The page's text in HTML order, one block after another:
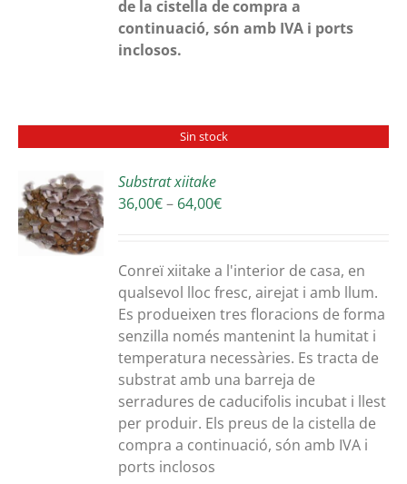
de la cistella de compra a
continuació, són amb IVA i ports
inclosos.
Sin stock
Substrat xiitake
36,00€– 64,00€Interval
36,00€
a
64,00€
Conreï xiitake a l'interior de casa, en
qualsevol lloc fresc, airejat i amb llum.
Es produeixen tres floracions de forma
senzilla només mantenint la humitat i
temperatura necessàries. Es tracta de
substrat amb una barreja de
serradures de caducifolis incubat i llest
per produir. Els preus de la cistella de
compra a continuació, són amb IVA i
ports inclosos